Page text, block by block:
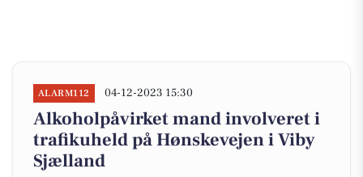
ALARM112 04-12-2023 15:30
Alkoholpåvirket mand involveret i
trafikuheld på Hønskevejen i Viby
Sjælland